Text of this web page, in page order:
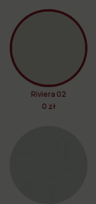
Riviera 02
0 zł